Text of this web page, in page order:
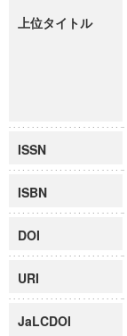
上位タイトル
ISSN
ISBN
DOI
URI
JaLCDOI